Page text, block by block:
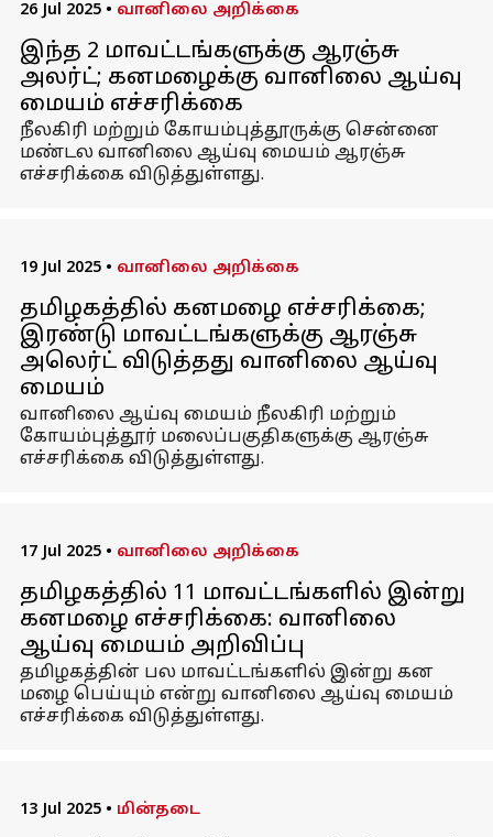
26 Jul 2025 • வானிலை அறிக்கை
இந்த 2 மாவட்டங்களுக்கு ஆரஞ்சு
அலர்ட்; கனமழைக்கு வானிலை ஆய்வு
மையம் எச்சரிக்கை
நீலகிரி மற்றும் கோயம்புத்தூருக்கு சென்னை
மண்டல வானிலை ஆய்வு மையம் ஆரஞ்சு
எச்சரிக்கை விடுத்துள்ளது.
19 Jul 2025 • வானிலை அறிக்கை
தமிழகத்தில் கனமழை எச்சரிக்கை;
இரண்டு மாவட்டங்களுக்கு ஆரஞ்சு
அலெர்ட் விடுத்தது வானிலை ஆய்வு
மையம்
வானிலை ஆய்வு மையம் நீலகிரி மற்றும்
கோயம்புத்தூர் மலைப்பகுதிகளுக்கு ஆரஞ்சு
எச்சரிக்கை விடுத்துள்ளது.
17 Jul 2025 • வானிலை அறிக்கை
தமிழகத்தில் 11 மாவட்டங்களில் இன்று
கனமழை எச்சரிக்கை: வானிலை
ஆய்வு மையம் அறிவிப்பு
தமிழகத்தின் பல மாவட்டங்களில் இன்று கன
மழை பெய்யும் என்று வானிலை ஆய்வு மையம்
எச்சரிக்கை விடுத்துள்ளது.
13 Jul 2025 • மின்தடை